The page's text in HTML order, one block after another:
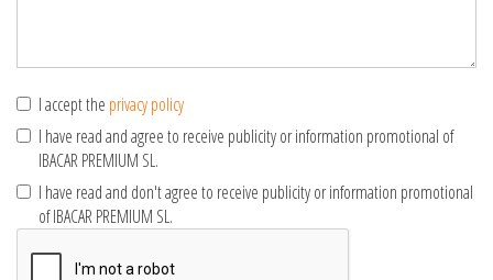
I accept the privacy policy
I have read and agree to receive publicity or information promotional of
IBACAR PREMIUM SL.
I have read and don't agree to receive publicity or information promotional
of IBACAR PREMIUM SL.